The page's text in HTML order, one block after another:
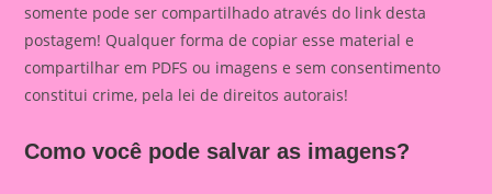
somente pode ser compartilhado através do link desta
postagem! Qualquer forma de copiar esse material e
compartilhar em PDFS ou imagens e sem consentimento
constitui crime, pela lei de direitos autorais!
Como você pode salvar as imagens?